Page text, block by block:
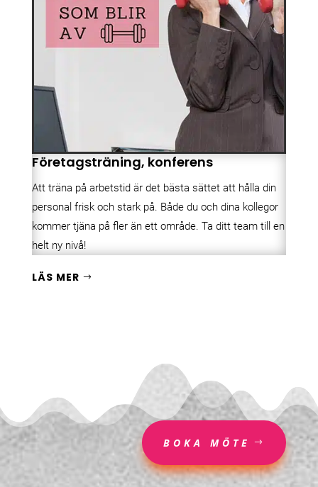
Företagsträning, konferens
Att träna på arbetstid är det bästa sättet att hålla din
personal frisk och stark på. Både du och dina kollegor
kommer tjäna på fler än ett område. Ta ditt team till en
helt ny nivå!
LÄS MER
BOKA MÖTE